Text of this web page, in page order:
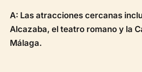
A: Las atracciones cercanas
Alcazaba, el teatro romano y la
Málaga.